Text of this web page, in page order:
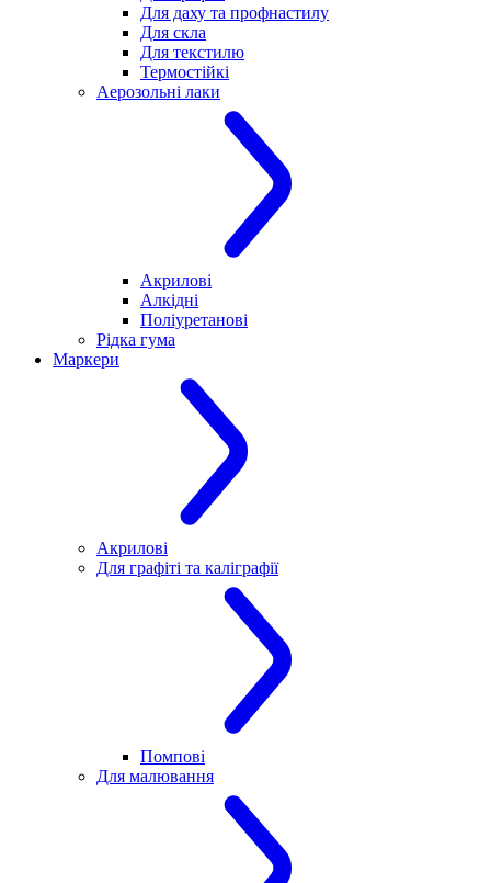
Для даху та профнастилу
Для скла
Для текстилю
Термостійкі
Аерозольні лаки
Акрилові
Алкідні
Поліуретанові
Рідка гума
Маркери
Акрилові
Для графіті та каліграфії
Помпові
Для малювання